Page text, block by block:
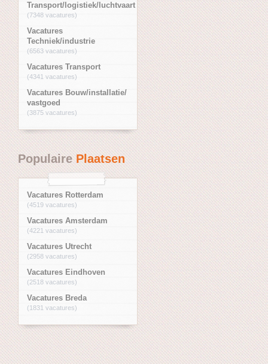
Transport/logistiek/luchtvaart
(7348 vacatures)
Vacatures
Techniek/industrie
(6563 vacatures)
Vacatures Transport
(4341 vacatures)
Vacatures Bouw/installatie/
vastgoed
(3875 vacatures)
PopulairePlaatsen
Vacatures Rotterdam
(4519 vacatures)
Vacatures Amsterdam
(4221 vacatures)
Vacatures Utrecht
(2958 vacatures)
Vacatures Eindhoven
(2518 vacatures)
Vacatures Breda
(1831 vacatures)